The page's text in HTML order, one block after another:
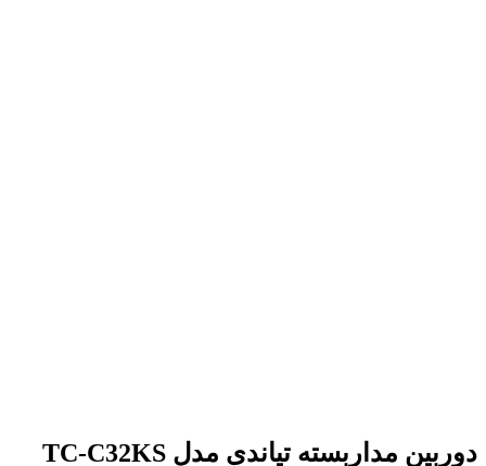
دوربین مداربسته تیاندی مدل TC-C32KS